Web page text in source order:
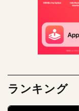
ランキング